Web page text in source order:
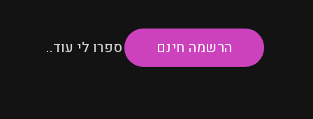
הרשמה חינם ספרו לי עוד..